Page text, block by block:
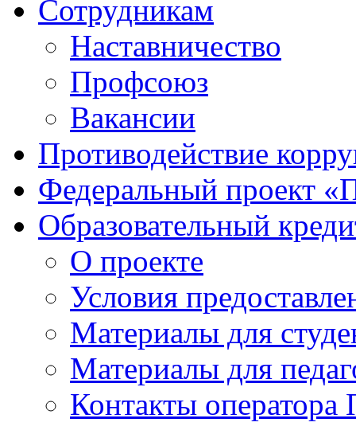
Сотрудникам
Наставничество
Профсоюз
Вакансии
Противодействие
Федеральный проект
Образовательный
О проекте
Условия
Материалы для
Материалы для
Контакты оператора